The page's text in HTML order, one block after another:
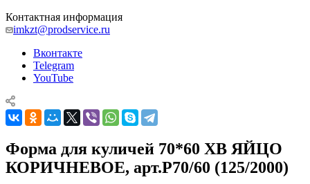
Контактная информация
imkzt@prodservice.ru
Вконтакте
Telegram
YouTube
Форма для куличей 70*60 ХВ ЯЙЦО
КОРИЧНЕВОЕ, арт.Р70/60 (125/2000)